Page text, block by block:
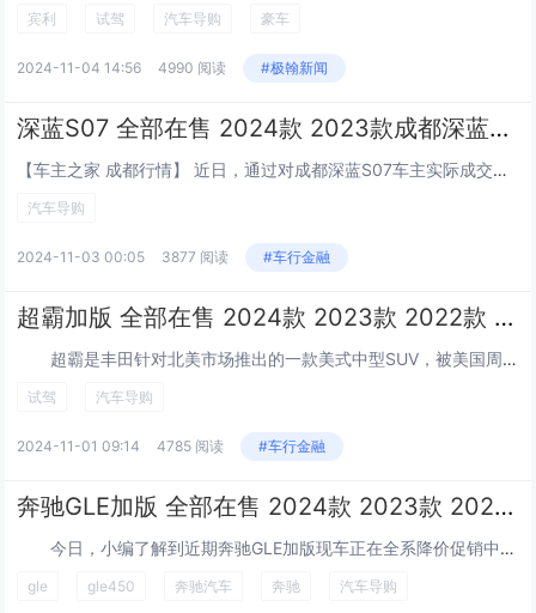
宾利 试驾 汽车导购 豪车
2024-11-04 14:56 4990 阅读 #极翰新闻
深蓝S07 全部在售 2024款 2023款成都深蓝S07优惠高达1.80万 仅13.99万可入手
【车主之家 成都行情】 近日，通过对成都深蓝S07车主实际成交价追踪，车主之家发现，深蓝S07目前在售的10款车型最高优惠达1.80万元，实际成交价格为13.99-19.79万元，详见下表： 深蓝...
汽车导购
2024-11-03 00:05 3877 阅读 #车行金融
超霸加版 全部在售 2024款 2023款 2022款 2021款 2020款 2019款2024新款超霸加版最高降13.8万 欢迎试乘试驾
超霸是丰田针对北美市场推出的一款美式中型SUV，被美国周刊评为最为可靠越野车型。它是一款完全独立的SUV，其车型特点也已经发展为一款具备有强大越野...
试驾 汽车导购
2024-11-01 09:14 4785 阅读 #车行金融
奔驰GLE加版 全部在售 2024款 2023款 2022款 2021款 2020款 2019款成都奔驰GLE加版降价27万
今日，小编了解到近期奔驰GLE加版现车正在全系降价促销中，最高让利27万，现车限时降价，活动期间还赠送订车大礼包，惊喜不断，感兴趣的朋友欢迎来电咨...
gle gle450 奔驰汽车 奔驰 汽车导购